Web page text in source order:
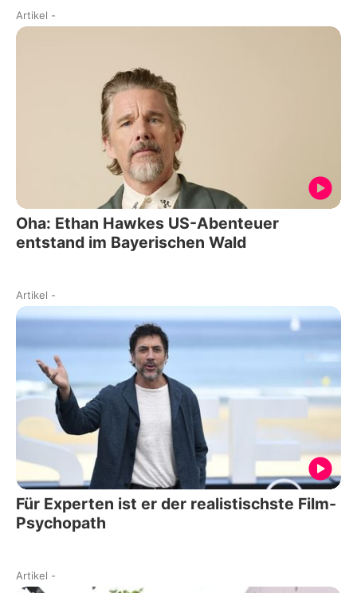
Artikel -
Oha: Ethan Hawkes US-Abenteuer
entstand im Bayerischen Wald
Artikel -
Für Experten ist er der realistischste Film-
Psychopath
Artikel -